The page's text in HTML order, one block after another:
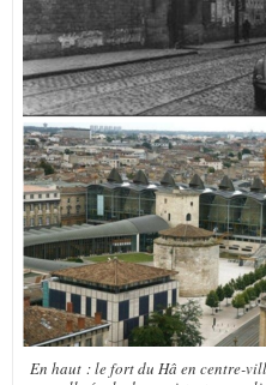
En haut : le fort du Hâ en centre-